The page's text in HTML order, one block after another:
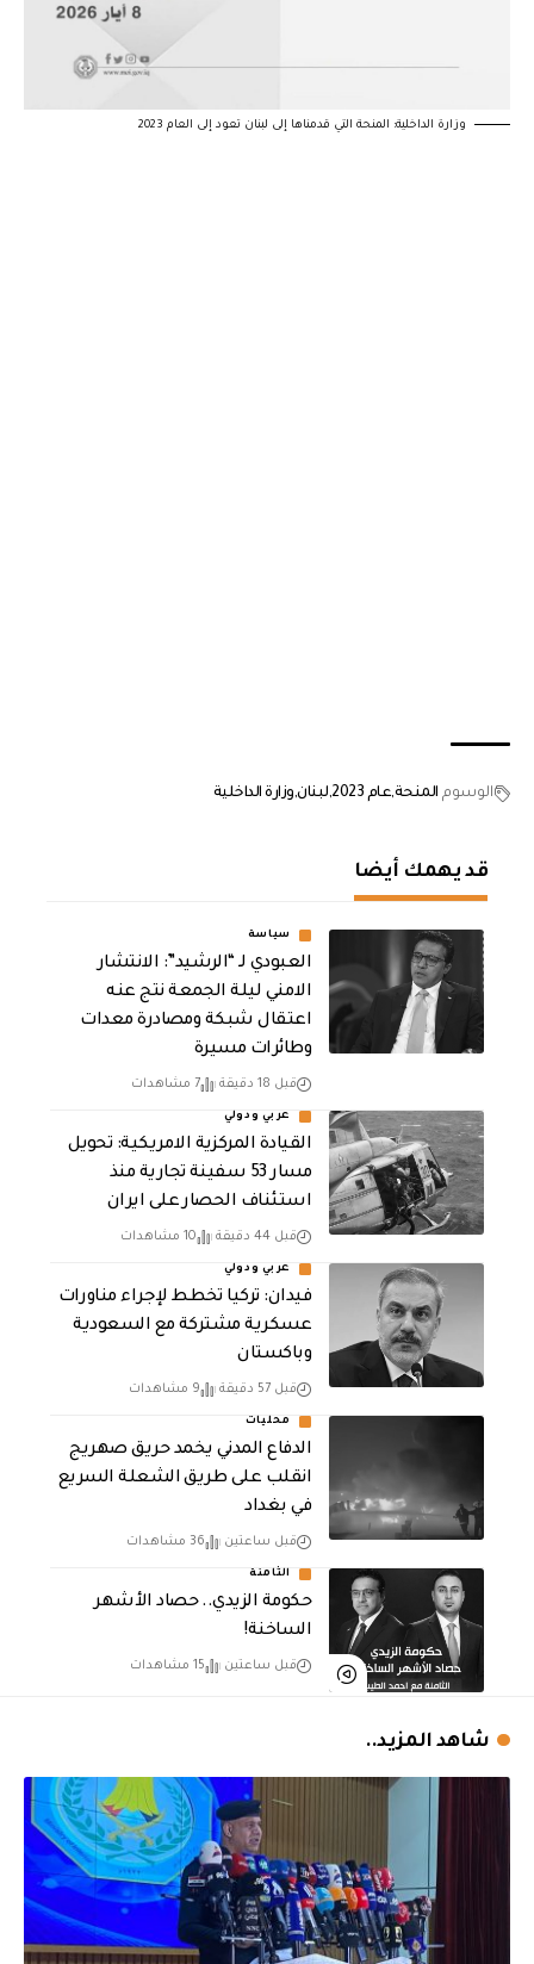
وزارة الداخلية: المنحة التي قدمناها إلى لبنان تعود إلى العام 2023
الوسوم المنحةعام 2023 لبنان وزارة الداخلية
قد يهمك أيضا
سياسة
العبودي لـ “الرشيد”: الانتشار
الامني ليلة الجمعة نتج عنه
اعتقال شبكة ومصادرة معدات
وطائرات مسيرة
قبل 18 دقيقة 7 مشاهدات
عربي ودولي
القيادة المركزية الامريكية: تحويل
مسار 53 سفينة تجارية منذ
استئناف الحصار على ايران
قبل 44 دقيقة 10 مشاهدات
عربي ودولي
فيدان: تركيا تخطط لإجراء مناورات
عسكرية مشتركة مع السعودية
وباكستان
قبل 57 دقيقة 9 مشاهدات
محليات
الدفاع المدني يخمد حريق صهريج
انقلب على طريق الشعلة السريع
في بغداد
قبل ساعتين 36 مشاهدات
الثامنة
حكومة الزيدي.. حصاد الأشهر
الساخنة!
قبل ساعتين 15 مشاهدات
شاهد المزيد..